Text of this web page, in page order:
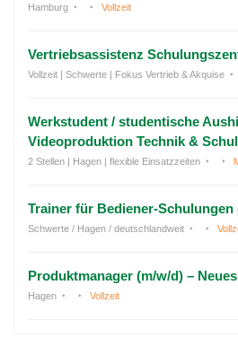
Hamburg Vollzeit
Vertriebsassistenz
Vollzeit | Schwerte | Fokus Vertrieb & Akquise
Werkstudent / studentische
Videoproduktion Technik &
2 Stellen | Hagen | flexible Einsatzzeiten
Trainer für Bediener-Schulungen
Schwerte / Hagen / deutschlandweit
Produktmanager (m/w/d) –
Hagen Vollzeit